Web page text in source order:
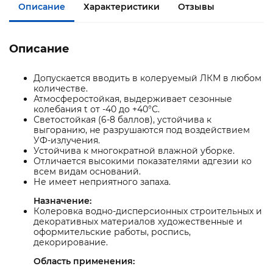
Описание Характеристики Отзывы
Описание
Допускается вводить в колеруемый ЛКМ в любом
количестве.
Атмосферостойкая, выдерживает сезонные
колебания t от -40 до +40°С.
Светостойкая (6-8 баллов), устойчива к
выгоранию, не разрушаются под воздействием
УФ-излучения.
Устойчива к многократной влажной уборке.
Отличается высокими показателями адгезии ко
всем видам оснований.
Не имеет неприятного запаха.
Назначение:
Колеровка водно-дисперсионных строительных и
декоративных материалов художественные и
оформительские работы, роспись,
декорирование.
Область применения: